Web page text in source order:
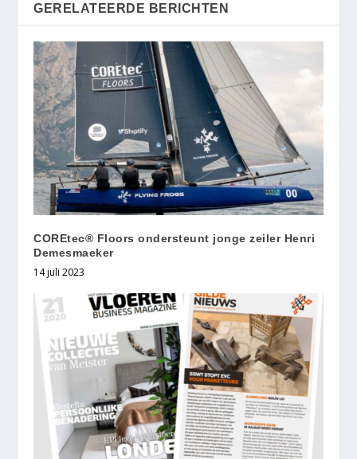
GERELATEERDE BERICHTEN
COREtec® Floors ondersteunt jonge zeiler Henri
Demesmaeker
14 juli 2023